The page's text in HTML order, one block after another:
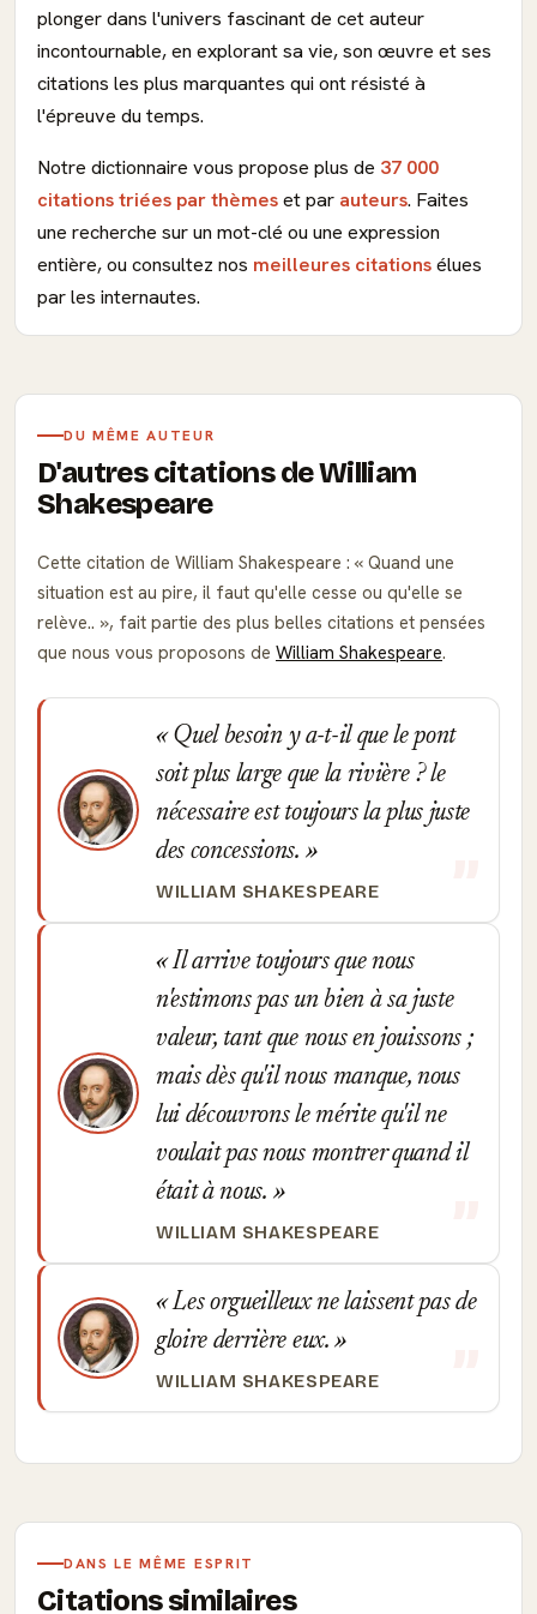
plonger dans l'univers fascinant de cet auteur
incontournable, en explorant sa vie, son œuvre et ses
citations les plus marquantes qui ont résisté à
l'épreuve du temps.
Notre dictionnaire vous propose plus de 37 000
citations triées par thèmeset par auteurs. Faites
une recherche sur un mot-clé ou une expression
entière, ou consultez nos meilleures citationsélues
par les internautes.
DU MÊME AUTEUR
D'autres citations de William
Shakespeare
Cette citation de William Shakespeare :
Quand une
situation est au pire, il faut qu'elle cesse ou qu'elle se
relève..
, fait partie des plus belles citations et pensées
que nous vous proposons de William Shakespeare.
Quel besoin y a-t-il que le pont
soit plus large que la rivière ? le
nécessaire est toujours la plus juste
des concessions.
WILLIAM SHAKESPEARE
Il arrive toujours que nous
n'estimons pas un bien à sa juste
valeur, tant que nous en jouissons ;
mais dès qu'il nous manque, nous
lui découvrons le mérite qu'il ne
voulait pas nous montrer quand il
était à nous.
WILLIAM SHAKESPEARE
Les orgueilleux ne laissent pas de
gloire derrière eux.
WILLIAM SHAKESPEARE
DANS LE MÊME ESPRIT
Citations similaires